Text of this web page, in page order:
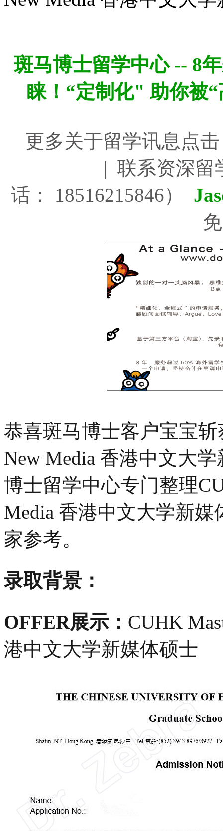
斑马博士留学中心 -- 8
睐！“定制化" 助你被
更多关于留学讯息点
| 联系资深
话： 18516215846）
恭喜斑马博士客户宝宝斩
New Media 香港中文大
博士留学中心专门整理
Media 香港中文大学新媒
家参考。
录取背景：
OFFER展示： CUHK
港中文大学新媒体硕士